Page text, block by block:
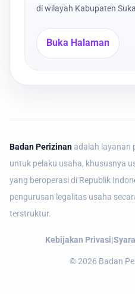
di wilayah Kabupaten
Buka Halaman
Badan Perizinan adalah layanan
untuk pelaku usaha, khususnya
yang beroperasi di Republik
pengurusan legalitas usaha
terstruktur.
Kebijakan Privasi|
©2026 Badan